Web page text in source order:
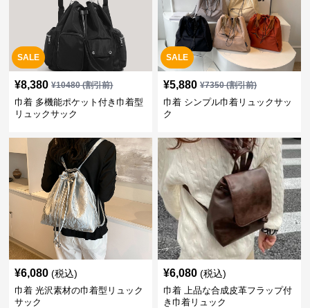
SALE
¥8,380 ¥10480(割引前)
巾着 多機能ポケット付き巾着型
リュックサック
SALE
¥5,880 ¥7350(割引前)
巾着 シンプル巾着リュックサッ
ク
¥6,080 (税込)
巾着 光沢素材の巾着型リュック
サック
¥6,080 (税込)
巾着 上品な合成皮革フラップ付
き巾着リュック